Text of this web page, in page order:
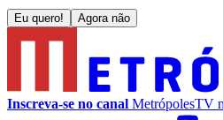
Eu quero! Agora não
Inscreva-se no canal MetrópolesTV